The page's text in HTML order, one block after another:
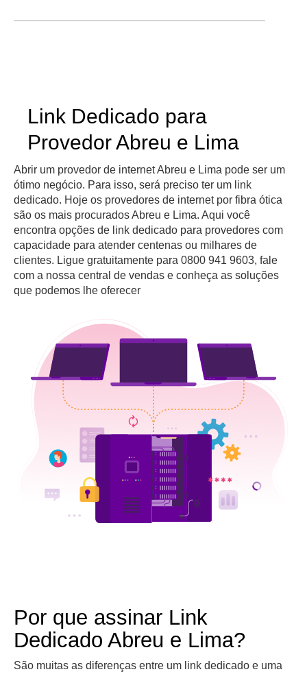
Link Dedicado para
Provedor Abreu e Lima
Abrir um provedor de internet Abreu e Lima pode ser um
ótimo negócio. Para isso, será preciso ter um link
dedicado. Hoje os provedores de internet por fibra ótica
são os mais procurados Abreu e Lima. Aqui você
encontra opções de link dedicado para provedores com
capacidade para atender centenas ou milhares de
clientes. Ligue gratuitamente para 0800 941 9603, fale
com a nossa central de vendas e conheça as soluções
que podemos lhe oferecer
Por que assinar Link
Dedicado Abreu e Lima?
São muitas as diferenças entre um link dedicado e uma